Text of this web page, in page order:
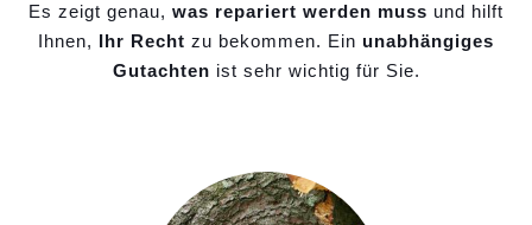
Es zeigt genau, was repariert werden muss und hilft
Ihnen, Ihr Recht zu bekommen. Ein unabhängiges
Gutachten ist sehr wichtig für Sie.